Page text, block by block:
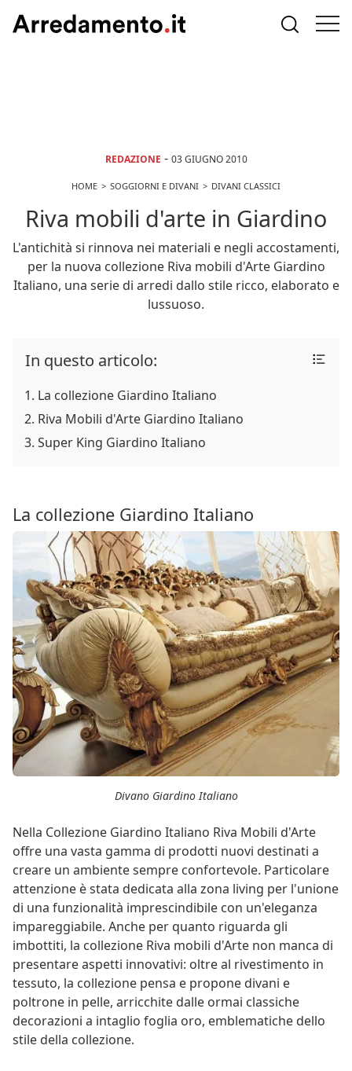
REDAZIONE - 03 GIUGNO 2010
HOME SOGGIORNI E DIVANI DIVANI CLASSICI
Riva mobili d'arte in Giardino
L'antichità si rinnova nei materiali e negli accostamenti,
per la nuova collezione Riva mobili d'Arte Giardino
Italiano, una serie di arredi dallo stile ricco, elaborato e
lussuoso.
In questo articolo:
La collezione Giardino Italiano
Riva Mobili d'Arte Giardino Italiano
Super King Giardino Italiano
La collezione Giardino Italiano
Divano Giardino Italiano
Nella Collezione Giardino Italiano Riva Mobili d'Arte
offre una vasta gamma di prodotti nuovi destinati a
creare un ambiente sempre confortevole. Particolare
attenzione è stata dedicata alla zona living per l'unione
di una funzionalità imprescindibile con un'eleganza
impareggiabile. Anche per quanto riguarda gli
imbottiti, la collezione Riva mobili d'Arte non manca di
presentare aspetti innovativi: oltre al rivestimento in
tessuto, la collezione pensa e propone divani e
poltrone in pelle, arricchite dalle ormai classiche
decorazioni a intaglio foglia oro, emblematiche dello
stile della collezione.